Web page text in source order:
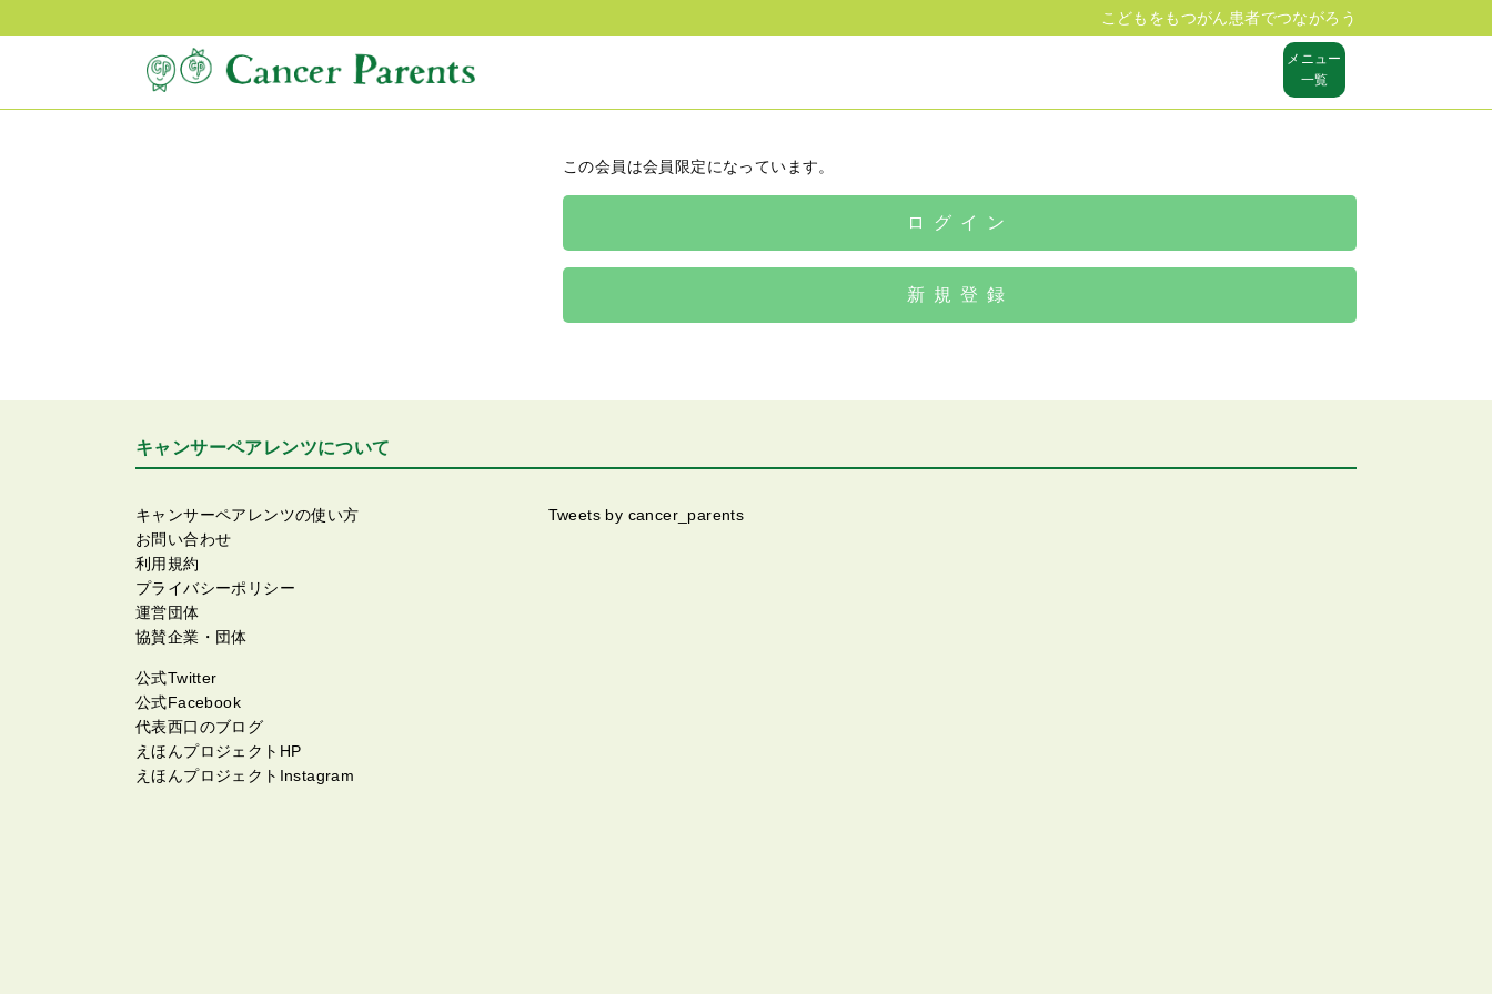
こどもをもつがん患者でつながろう
メニュー
一覧
この会員は会員限定になっています。
ログイン
新規登録
キャンサーペアレンツについて
キャンサーペアレンツの使い方
お問い合わせ
利用規約
プライバシーポリシー
運営団体
協賛企業・団体
公式Twitter
公式Facebook
代表西口のブログ
えほんプロジェクトHP
えほんプロジェクトInstagram
Tweets by cancer_parents